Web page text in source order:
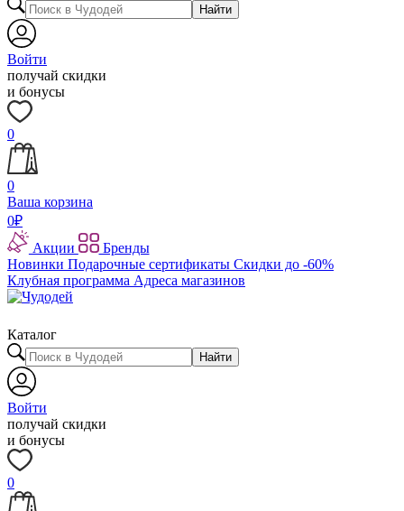
Найти
Войти
получай скидки
и бонусы
0
0
Ваша корзина
0₽
Акции
Бренды
Новинки Подарочные сертификаты Скидки до -60%
Клубная программа Адреса магазинов
Каталог
Найти
Войти
получай скидки
и бонусы
0